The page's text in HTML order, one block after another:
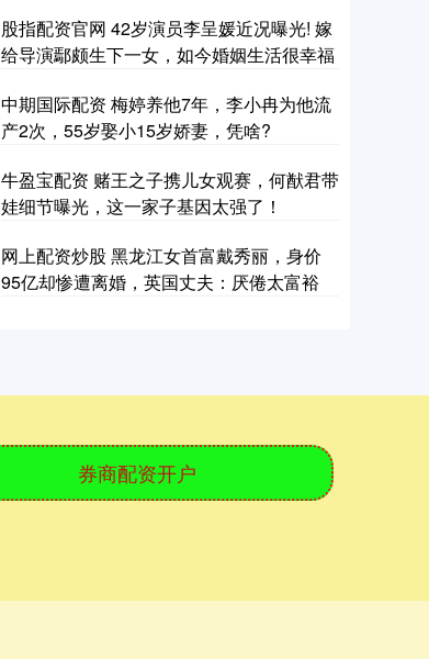
股指配资官网 42岁演员李呈媛近况曝光! 嫁
给导演鄢颇生下一女，如今婚姻生活很幸福
中期国际配资 梅婷养他7年，李小冉为他流
产2次，55岁娶小15岁娇妻，凭啥?
牛盈宝配资 赌王之子携儿女观赛，何猷君带
娃细节曝光，这一家子基因太强了！
网上配资炒股 黑龙江女首富戴秀丽，身价
95亿却惨遭离婚，英国丈夫：厌倦太富裕
券商配资开户